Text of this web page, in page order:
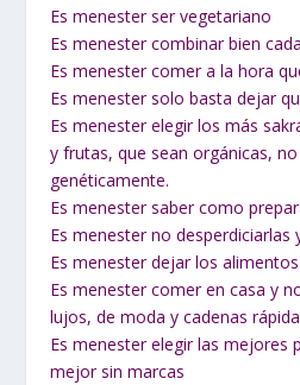
Es menester ser vegetariano
Es menester combinar bien
Es menester comer a la hora
Es menester solo basta dejar
Es menester elegir los más
y frutas, que sean orgánicas,
genéticamente.
Es menester saber como
Es menester no
Es menester dejar los
Es menester comer en casa y
lujos, de moda y cadenas
Es menester elegir las mejores
mejor sin marcas